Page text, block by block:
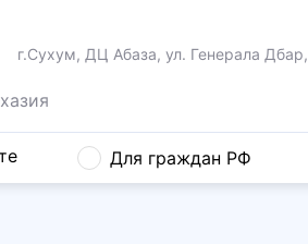
г.Сухум, ДЦ Абаза, ул. Генерала Дбар,
Для граждан РФ